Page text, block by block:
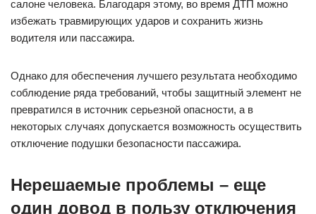
салоне человека. Благодаря этому, во время ДТП можно
избежать травмирующих ударов и сохранить жизнь
водителя или пассажира.
Однако для обеспечения лучшего результата необходимо
соблюдение ряда требований, чтобы защитный элемент не
превратился в источник серьезной опасности, а в
некоторых случаях допускается возможность осуществить
отключение подушки безопасности пассажира.
Нерешаемые проблемы – еще
один довод в пользу отключения